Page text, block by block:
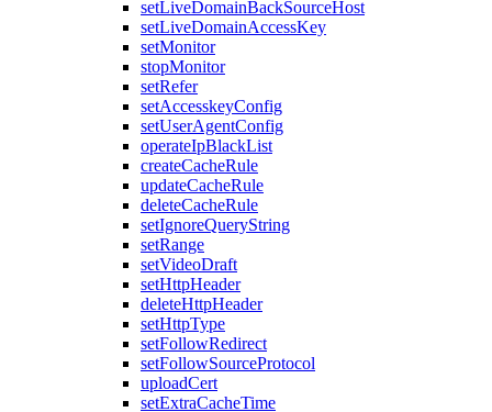
setLiveDomainBackSourceHost
setLiveDomainAccessKey
setMonitor
stopMonitor
setRefer
setAccesskeyConfig
setUserAgentConfig
operateIpBlackList
createCacheRule
updateCacheRule
deleteCacheRule
setIgnoreQueryString
setRange
setVideoDraft
setHttpHeader
deleteHttpHeader
setHttpType
setFollowRedirect
setFollowSourceProtocol
uploadCert
setExtraCacheTime